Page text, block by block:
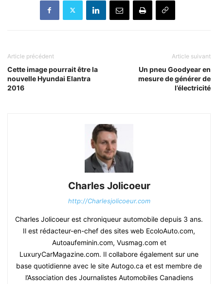
Article précédent
Cette image pourrait être la
nouvelle Hyundai Elantra
2016
Article suivant
Un pneu Goodyear en
mesure de générer de
l’électricité
Charles Jolicoeur
http://Charlesjolicoeur.com
Charles Jolicoeur est chroniqueur automobile depuis 3 ans.
Il est rédacteur-en-chef des sites web EcoloAuto.com,
Autoaufeminin.com, Vusmag.com et
LuxuryCarMagazine.com. Il collabore également sur une
base quotidienne avec le site Autogo.ca et est membre de
l’Association des Journalistes Automobiles Canadiens